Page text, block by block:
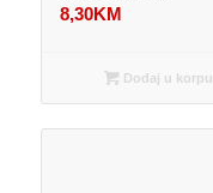
8,30KM
Dodaj u korpu